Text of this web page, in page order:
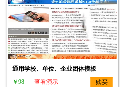
通用学校、单位、企业团体模板
￥98
查看演示 购买